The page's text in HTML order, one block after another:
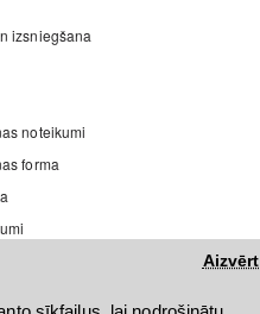
Aizvērt
izsniegšana
noteikumi
forma